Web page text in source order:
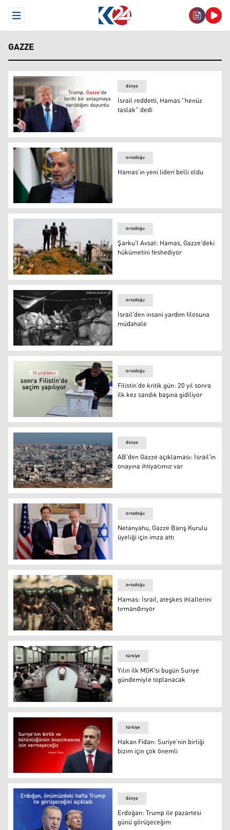
Open Menu
GAZZE
Donald Trump
dünya
İsrail reddetti, Hamas ''henüz
taslak'' dedi
Halil el-Hayye
ortadoğu
Hamas’ın yeni lideri belli oldu
Şarku'l Avsat: Hamas, Gazze'deki hükümetini feshediyor
ortadoğu
Şarku'l Avsat: Hamas, Gazze'deki
hükümetini feshediyor
İsrail'den insani yardım filosuna müdahale
ortadoğu
İsrail'den insani yardım filosuna
müdahale
Filistin’de kritik gün: 20 yıl sonra ilk kez sandık başına
ortadoğu
Filistin’de kritik gün: 20 yıl sonra
ilk kez sandık başına gidiliyor
AB'den Gazze açıklaması: İsrail'in onayına ihtiyacımız
dünya
AB'den Gazze açıklaması: İsrail'in
onayına ihtiyacımız var
Netanyahu, Gazze Barış Kurulu üyeliği için imza attı
ortadoğu
Netanyahu, Gazze Barış Kurulu
üyeliği için imza attı
Hamas: İsrail, ateşkes ihlallerini tırmandırıyor
ortadoğu
Hamas: İsrail, ateşkes ihlallerini
tırmandırıyor
MGK toplantısı- Arşiv
türkiye
Yılın ilk MGK'sı bugün Suriye
gündemiyle toplanacak
Hakan Fidan: Suriye'nin birliği bizim için çok önemli
türkiye
Hakan Fidan: Suriye'nin birliği
bizim için çok önemli
dünya
Erdoğan: Trump ile pazartesi
günü görüşeceğim